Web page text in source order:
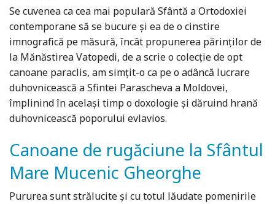
Se cuvenea ca cea mai populară Sfântă a Ortodoxiei
contemporane să se bucure și ea de o cinstire
imnografică pe măsură, încât propunerea părinților de
la Mănăstirea Vatopedi, de a scrie o colecție de opt
canoane paraclis, am simțit-o ca pe o adâncă lucrare
duhovnicească a Sfintei Parascheva a Moldovei,
împlinind în același timp o doxologie și dăruind hrană
duhovnicească poporului evlavios.
Canoane de rugăciune la Sfântul
Mare Mucenic Gheorghe
Pururea sunt strălucite și cu totul lăudate pomenirile